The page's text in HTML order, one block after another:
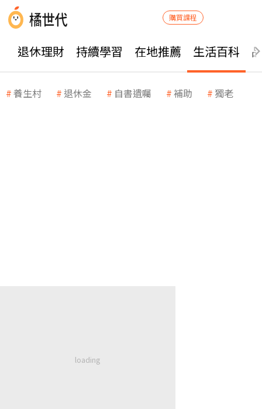
購買課程
退休理財 持續學習 在地推薦 生活百科
養生村 退休金 自書遺囑 補助 獨老